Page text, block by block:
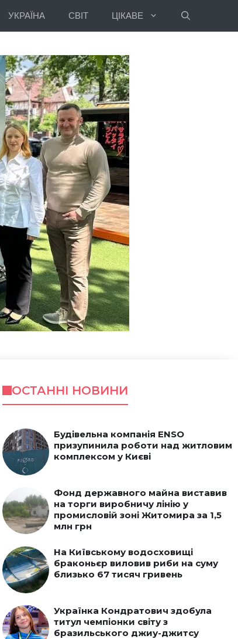
УКРАЇНА СВІТ ЦІКАВЕ
ОСТАННІ НОВИНИ
Будівельна компанія ENSO
призупинила роботи над житловим
комплексом у Києві
Фонд державного майна виставив
на торги виробничу лінію у
промисловій зоні Житомира за 1,5
млн грн
На Київському водосховищі
браконьєр виловив риби на суму
близько 67 тисяч гривень
Українка Кондратович здобула
титул чемпіонки світу з
бразильського джиу-джитсу